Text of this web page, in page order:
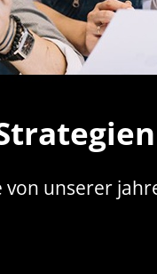
unserer